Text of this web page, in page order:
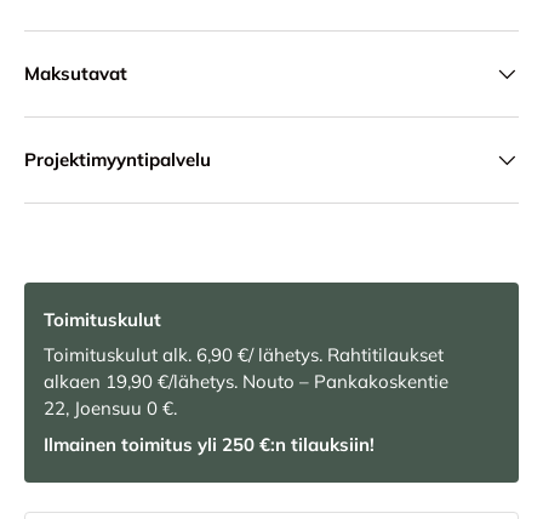
Maksutavat
Projektimyyntipalvelu
Toimituskulut
Toimituskulut alk. 6,90 €/ lähetys. Rahtitilaukset
alkaen 19,90 €/lähetys. Nouto – Pankakoskentie
22, Joensuu 0 €.
Ilmainen toimitus yli 250 €:n tilauksiin!